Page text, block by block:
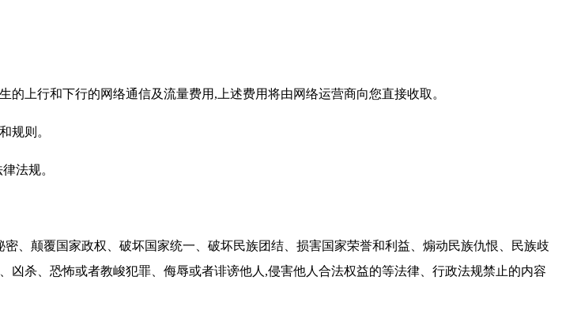
上行和下行的网络通信及流量费用,上述费用将由网络运营商向您直接收取。
规则。
法规。
、颠覆国家政权、破坏国家统一、破坏民族团结、损害国家荣誉和利益、煽动民族仇恨、民族歧
杀、恐怖或者教峻犯罪、侮辱或者诽谤他人,侵害他人合法权益的等法律、行政法规禁止的内容